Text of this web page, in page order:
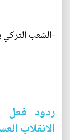
-الشعب التركي
ردود فعل
الانقلاب